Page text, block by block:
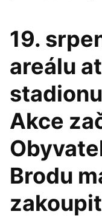
19.
areálu
Akce
Brodu